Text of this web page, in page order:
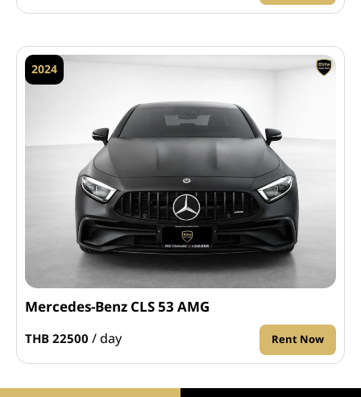
2024
Mercedes-Benz CLS 53 AMG
THB 22500 / day Rent Now